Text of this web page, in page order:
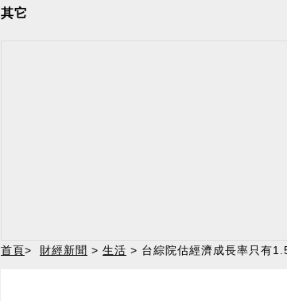
其它
首頁> 財經新聞 > 生活 > 台綜院估經濟成長率只有